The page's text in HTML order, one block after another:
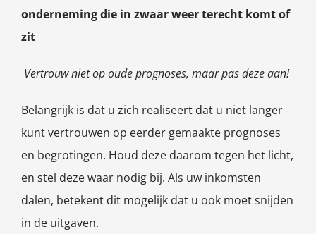
onderneming die in zwaar weer terecht komt of
zit
Vertrouw niet op oude prognoses, maar pas deze aan!
Belangrijk is dat u zich realiseert dat u niet langer
kunt vertrouwen op eerder gemaakte prognoses
en begrotingen. Houd deze daarom tegen het licht,
en stel deze waar nodig bij. Als uw inkomsten
dalen, betekent dit mogelijk dat u ook moet snijden
in de uitgaven.